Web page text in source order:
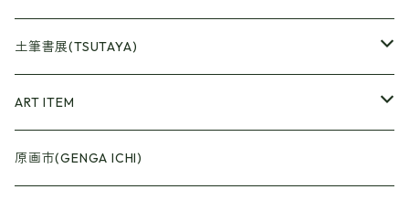
●Artrooming Market
【Artrooming Shop】
【10】
●原画廊+Artrooming Shop
●ONEW Painters Market
土筆書展(TSUTAYA)
画収集
ART ITEM
●Book Cover
原画市(GENGA ICHI)